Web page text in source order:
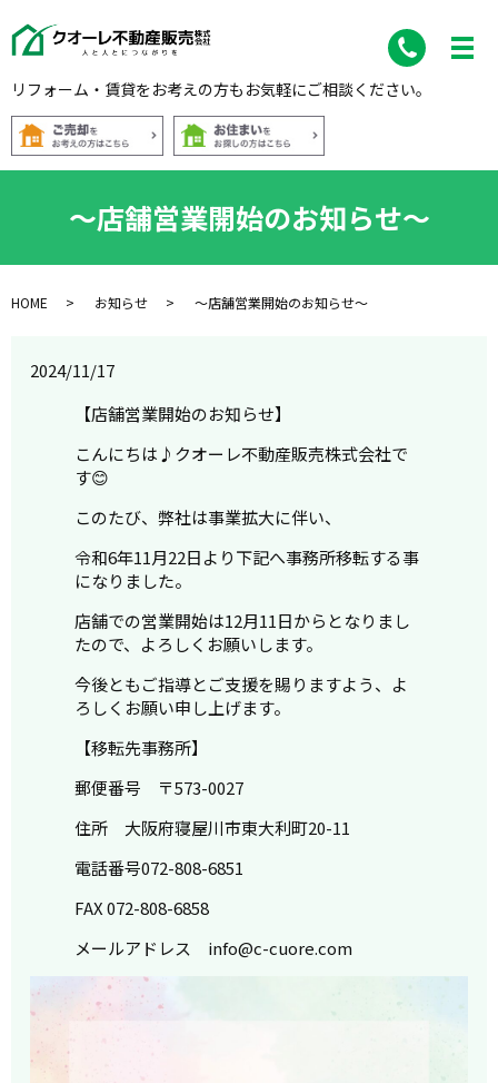
リフォーム・賃貸をお考えの方もお気軽にご相談ください。
～店舗営業開始のお知らせ～
HOME お知らせ ～店舗営業開始のお知らせ～
2024/11/17
【店舗営業開始のお知らせ】
こんにちは♪クオーレ不動産販売株式会社で
す😊
このたび、弊社は事業拡大に伴い、
令和6年11月22日より下記へ事務所移転する事
になりました。
店舗での営業開始は12月11日からとなりまし
たので、よろしくお願いします。
今後ともご指導とご支援を賜りますよう、よ
ろしくお願い申し上げます。
【移転先事務所】
郵便番号 〒573-0027
住所 大阪府寝屋川市東大利町20-11
電話番号072-808-6851
FAX 072-808-6858
メールアドレス info@c-cuore.com